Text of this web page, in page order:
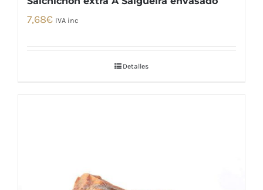
7,68€ IVA inc
Detalles